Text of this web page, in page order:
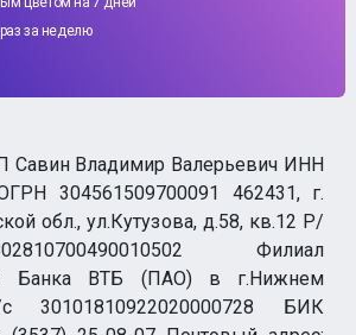
за неделю
Савин Владимир Валерьевич ИНН
304561509700091 462431, г.
обл., ул.Кутузова, д.58, кв.12 Р/
Филиал
Банка ВТБ (ПАО) в г.Нижнем
30101810922020000728 БИК